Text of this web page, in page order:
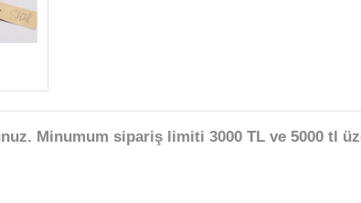
Minumum sipariş limiti 3000 TL ve 5000 tl